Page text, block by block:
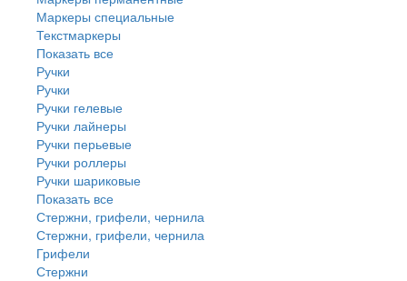
Маркеры специальные
Текстмаркеры
Показать все
Ручки
Ручки
Ручки гелевые
Ручки лайнеры
Ручки перьевые
Ручки роллеры
Ручки шариковые
Показать все
Стержни, грифели, чернила
Стержни, грифели, чернила
Грифели
Стержни